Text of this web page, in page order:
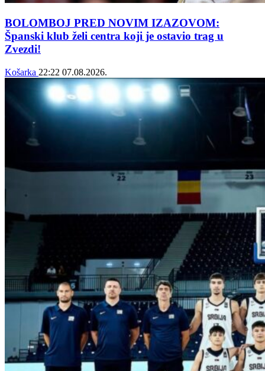
BOLOMBOJ PRED NOVIM IZAZOVOM:
Španski klub želi centra koji je ostavio trag u
Zvezdi!
Košarka 22:22 07.08.2026.